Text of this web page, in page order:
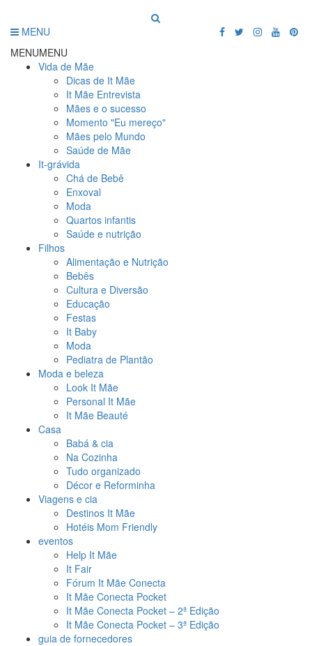
MENU
MENUMENU
Vida de Mãe
Dicas de It Mãe
It Mãe Entrevista
Mães e o sucesso
Momento "Eu mereço"
Mães pelo Mundo
Saúde de Mãe
It-grávida
Chá de Bebê
Enxoval
Moda
Quartos infantis
Saúde e nutrição
Filhos
Alimentação e Nutrição
Bebês
Cultura e Diversão
Educação
Festas
It Baby
Moda
Pediatra de Plantão
Moda e beleza
Look It Mãe
Personal It Mãe
It Mãe Beauté
Casa
Babá & cia
Na Cozinha
Tudo organizado
Décor e Reforminha
Viagens e cia
Destinos It Mãe
Hotéis Mom Friendly
eventos
Help It Mãe
It Fair
Fórum It Mãe Conecta
It Mãe Conecta Pocket
It Mãe Conecta Pocket – 2ª Edição
It Mãe Conecta Pocket – 3ª Edição
guia de fornecedores